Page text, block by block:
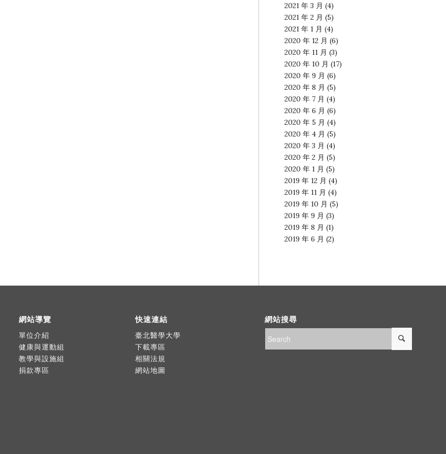
2021 年 3 月 (4)
2021 年 2 月 (5)
2021 年 1 月 (4)
2020 年 12 月 (6)
2020 年 11 月 (3)
2020 年 10 月 (17)
2020 年 9 月 (6)
2020 年 8 月 (5)
2020 年 7 月 (4)
2020 年 6 月 (6)
2020 年 5 月 (4)
2020 年 4 月 (5)
2020 年 3 月 (4)
2020 年 2 月 (5)
2020 年 1 月 (5)
2019 年 12 月 (4)
2019 年 11 月 (4)
2019 年 10 月 (5)
2019 年 9 月 (3)
2019 年 8 月 (1)
2019 年 6 月 (2)
網站導覽
單位介紹
健康與運動組
教學與設施組
捐款專區
快速連結
臺北醫學大學
下載專區
相關法規
網站地圖
網站搜尋